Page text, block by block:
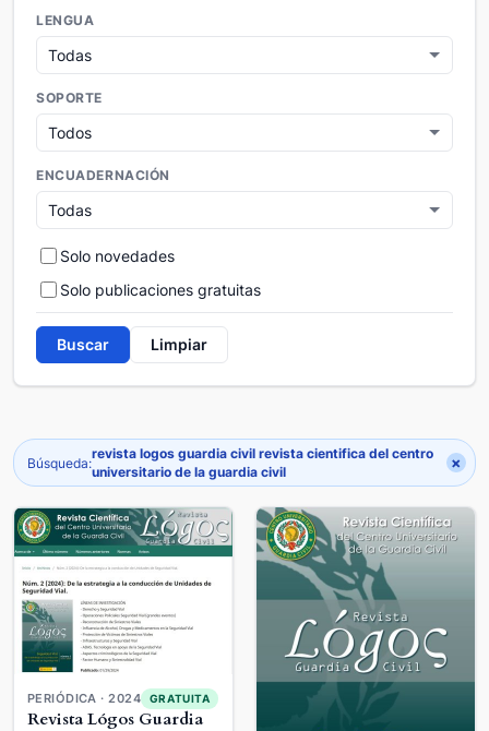
LENGUA
SOPORTE
ENCUADERNACIÓN
Solo novedades
Solo publicaciones gratuitas
Buscar Limpiar
Búsqueda:
revista logos guardia civil revista cientifica del centro
universitario de la guardia civil
×
PERIÓDICA · 2024 GRATUITA
Revista Lógos Guardia